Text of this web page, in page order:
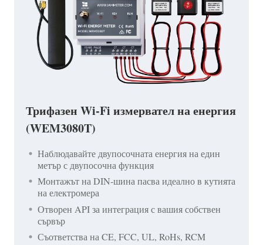
Трифазен Wi-Fi измервател на енергия
(WEM3080T)
Наблюдавайте двупосочната енергия на един
метър с двупосочна функция
Монтажът на DIN-шина пасва идеално в кутията
на електромера
Отворен API за интеграция с вашия собствен
сървър
Съответства на CE, FCC, UL, RoHs, RCM